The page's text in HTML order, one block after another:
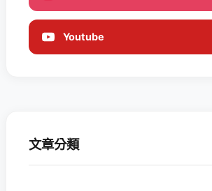
Youtube
文章分類